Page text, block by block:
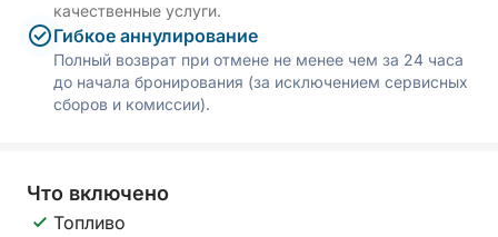
качественные услуги.
Гибкое аннулирование
Полный возврат при отмене не менее чем за 24 часа
до начала бронирования (за исключением сервисных
сборов и комиссии).
Что включено
Топливо